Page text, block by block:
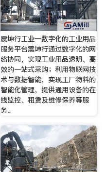
震坤行工业—数字化的工业用品
服务平台震坤行通过数字化的网
络协同，实现工业用品透明、高
效的一站式采购；利用物联网技
术与数据智能，实现工厂物料的
智能化管理，提供通用设备的在
线监控、租赁及维修保养等服
务。